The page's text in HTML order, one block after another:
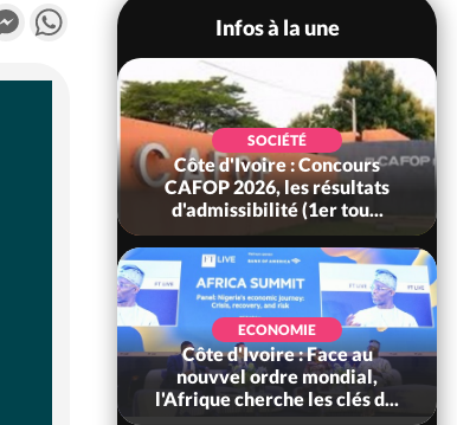
MessengerWhatsApp
Infos à la une
le
SOCIÉTÉ
Côte d'Ivoire : Concours
CAFOP 2026, les résultats
d'admissibilité (1er tou...
ECONOMIE
Côte d'Ivoire : Face au
nouvvel ordre mondial,
l'Afrique cherche les clés d...